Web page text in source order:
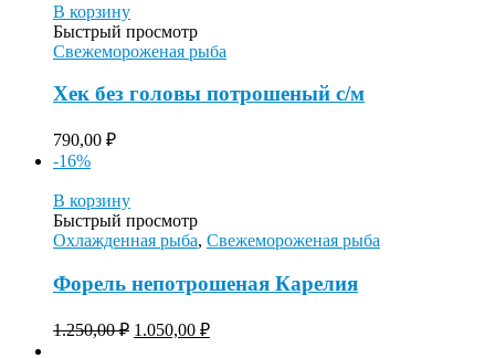
В корзину
Быстрый просмотр
Свежемороженая рыба
Хек без головы потрошеный с/м
790,00 ₽
-16%
В корзину
Быстрый просмотр
Охлажденная рыба, Свежемороженая рыба
Форель непотрошеная Карелия
1.250,00₽ 1.050,00 ₽